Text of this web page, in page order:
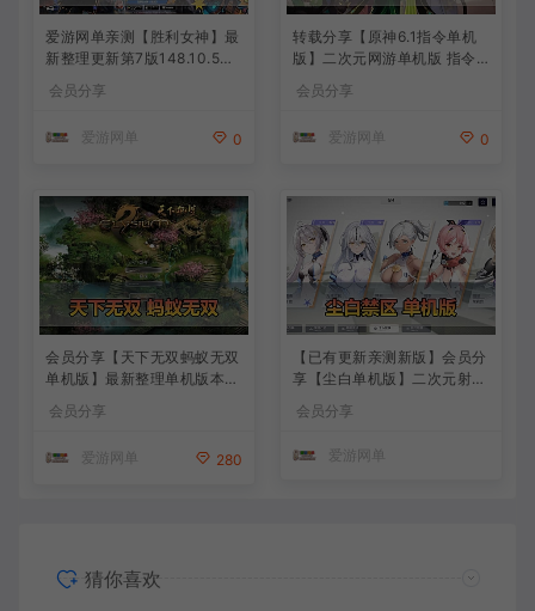
爱游网单亲测【胜利女神】最
新整理更新第7版148.10.5NI
活动148版本官服GM可无限
频安装教学
会员分享
爱游网单 0
转载分享【原神6.1指令单机
版】二次元网游单机版 指令
背包 抽卡 商店 MOD 未亲测
会员分享
爱游网单 0
会员分享【天下无双蚂蚁无双
单机版】最新整理单机版本
带GM命令后台 武侠怀旧网游
免虚拟机一键端 配套视频教
会员分享
爱游网单 280
【已有更新亲测新版】会员分
享【尘白单机版】二次元射击
类网游单机版一键端
会员分享
爱游网单
猜你喜欢